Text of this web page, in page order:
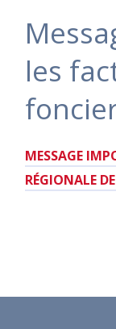
les
MESSAGE
RÉGIONALE